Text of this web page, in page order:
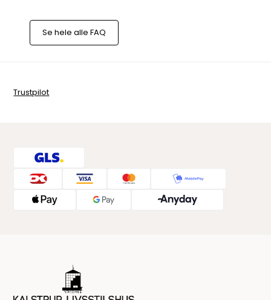
Se hele alle FAQ
Trustpilot